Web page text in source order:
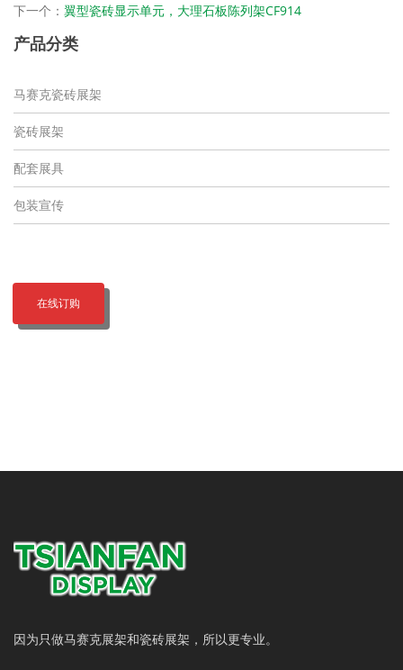
下一个： 翼型瓷砖显示单元，大理石板陈列架CF914
产品分类
马赛克瓷砖展架
瓷砖展架
配套展具
包装宣传
在线订购
因为只做马赛克展架和瓷砖展架，所以更专业。